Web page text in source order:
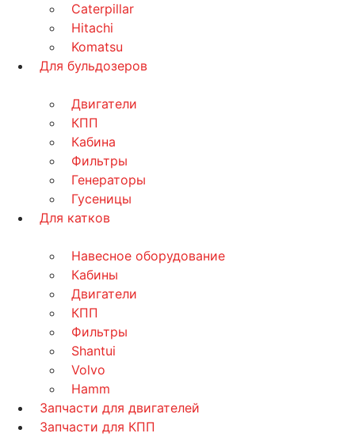
Caterpillar
Hitachi
Komatsu
Для бульдозеров
Двигатели
КПП
Кабина
Фильтры
Генераторы
Гусеницы
Для катков
Навесное оборудование
Кабины
Двигатели
КПП
Фильтры
Shantui
Volvo
Hamm
Запчасти для двигателей
Запчасти для КПП